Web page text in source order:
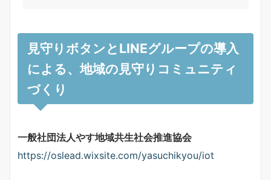
見守りボタンとLINEグループの導入
による、地域の見守りコミュニティ
づくり
一般社団法人やす地域共生社会推進協会
https://oslead.wixsite.com/yasuchikyou/iot